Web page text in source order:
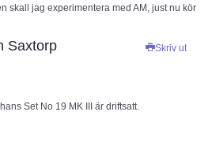
skall jag experimentera med AM, just nu kör
Skriv ut
Saxtorp
Set No 19 MK III är driftsatt.